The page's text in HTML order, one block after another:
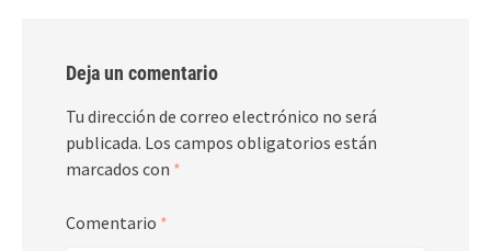
Deja un comentario
Tu dirección de correo electrónico no será
publicada. Los campos obligatorios están
marcados con *
Comentario *